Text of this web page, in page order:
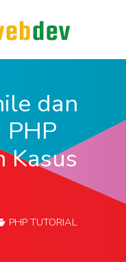
dan
Kasus
PHP TUTORIAL